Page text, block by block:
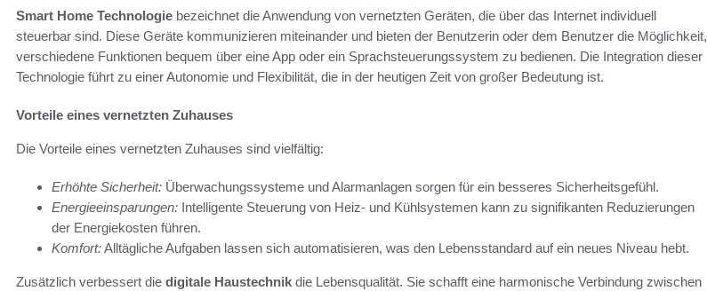
Smart Home Technologie bezeichnet die Anwendung von vernetzten Geräten, die über das Internet individuell
steuerbar sind. Diese Geräte kommunizieren miteinander und bieten der Benutzerin oder dem Benutzer die Möglichkeit,
verschiedene Funktionen bequem über eine App oder ein Sprachsteuerungssystem zu bedienen. Die Integration dieser
Technologie führt zu einer Autonomie und Flexibilität, die in der heutigen Zeit von großer Bedeutung ist.
Vorteile eines vernetzten Zuhauses
Die Vorteile eines vernetzten Zuhauses sind vielfältig:
Erhöhte Sicherheit: Überwachungssysteme und Alarmanlagen sorgen für ein besseres Sicherheitsgefühl.
Energieeinsparungen: Intelligente Steuerung von Heiz- und Kühlsystemen kann zu signifikanten Reduzierungen
der Energiekosten führen.
Komfort:Alltägliche Aufgaben lassen sich automatisieren, was den Lebensstandard auf ein neues Niveau hebt.
Zusätzlich verbessert die digitale Haustechnik die Lebensqualität. Sie schafft eine harmonische Verbindung zwischen